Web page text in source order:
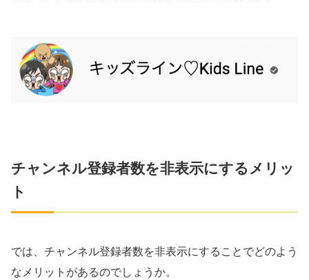
チャンネル登録者数を非表示にするメリッ
ト
では、チャンネル登録者数を非表示にすることでどのよう
なメリットがあるのでしょうか。